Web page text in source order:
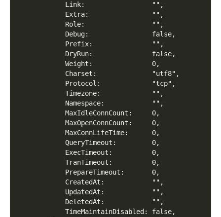
            Link:                 "",
            Extra:                "",
            Role:                 "",
            Debug:                false,
            Prefix:               "",
            DryRun:               false,
            Weight:               0,
            Charset:              "utf8",
            Protocol:             "tcp",
            Timezone:             "",
            Namespace:            "",
            MaxIdleConnCount:     0,
            MaxOpenConnCount:     0,
            MaxConnLifeTime:      0,
            QueryTimeout:         0,
            ExecTimeout:          0,
            TranTimeout:          0,
            PrepareTimeout:       0,
            CreatedAt:            "",
            UpdatedAt:            "",
            DeletedAt:            "",
            TimeMaintainDisabled: false,